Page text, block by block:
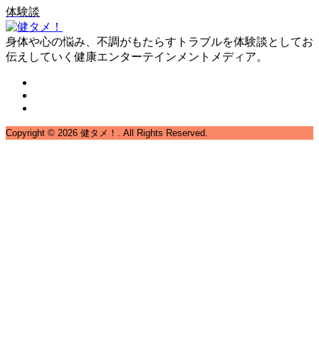
体験談
身体や心の悩み、不調がもたらすトラブルを体験談としてお
伝えしていく健康エンターテインメントメディア。
Copyright © 2026 健タメ！. All Rights Reserved.